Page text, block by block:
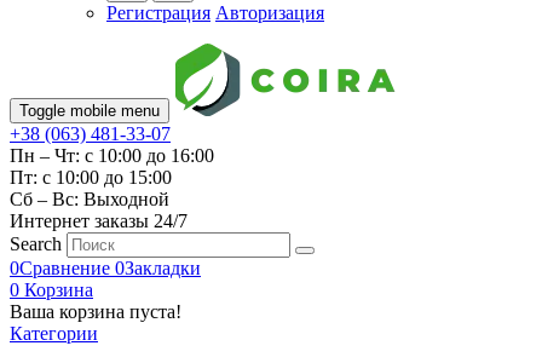
Регистрация Авторизация
Toggle mobile menu
+38 (063) 481-33-07
Пн – Чт: с 10:00 до 16:00
Пт: с 10:00 до 15:00
Сб – Вс: Выходной
Интернет заказы 24/7
Search
0Сравнение 0Закладки
0 Корзина
Ваша корзина пуста!
Категории